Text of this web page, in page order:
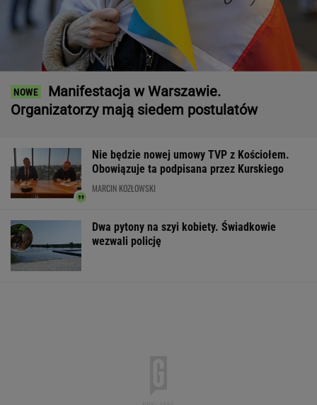
Manifestacja w Warszawie.
Organizatorzy mają siedem postulatów
Nie będzie nowej umowy TVP z Kościołem.
Obowiązuje ta podpisana przez Kurskiego
MARCIN KOZŁOWSKI
Dwa pytony na szyi kobiety. Świadkowie
wezwali policję